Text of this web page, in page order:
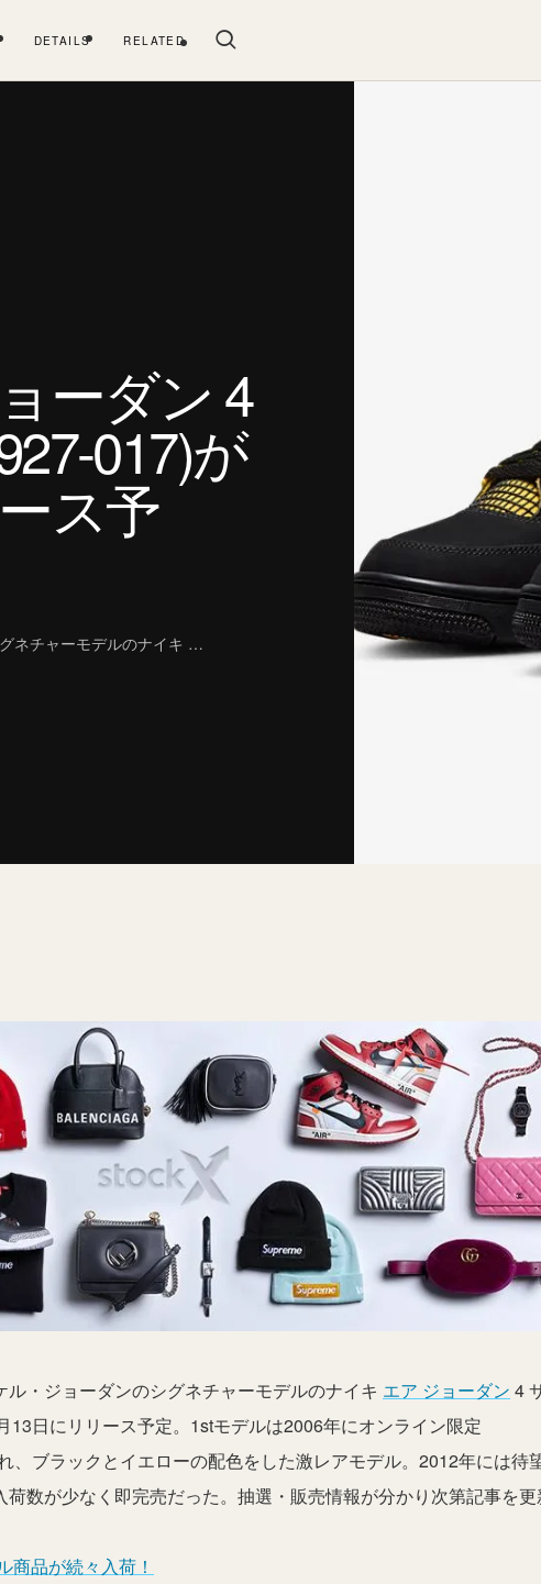
DETAILS RELATED
ーダン 4
017)が
ス予
ネチャーモデルのナイキ …
・ジョーダンのシグネチャーモデルのナイキ エア ジョーダン 4
13日にリリース予定。1stモデルは2006年にオンライン限定
、ブラックとイエローの配色をした激レアモデル。2012年には待
数が少なく即完売だった。抽選・販売情報が分かり次第記事を更
商品が続々入荷！